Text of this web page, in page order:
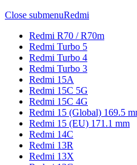
Close submenuRedmi
Redmi R70 / R70m
Redmi Turbo 5
Redmi Turbo 4
Redmi Turbo 3
Redmi 15A
Redmi 15C 5G
Redmi 15C 4G
Redmi 15 (Global) 169.5
Redmi 15 (EU) 171.1 mm
Redmi 14C
Redmi 13R
Redmi 13X